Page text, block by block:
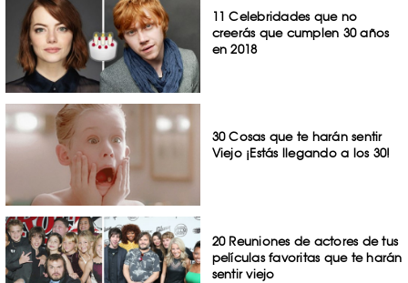
11 Celebridades que no
creerás que cumplen 30 años
en 2018
30 Cosas que te harán sentir
Viejo ¡Estás llegando a los 30!
20 Reuniones de actores de tus
películas favoritas que te harán
sentir viejo